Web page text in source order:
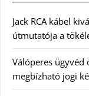
Jack RCA kábel
útmutatója a
Válóperes ügyvéd
megbízható jogi